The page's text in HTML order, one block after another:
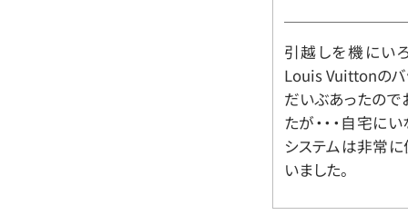
引越しを機にい
Louis Vuittonのバ
だいぶあったので
たが・・・自宅に
システムは非常に
いました。